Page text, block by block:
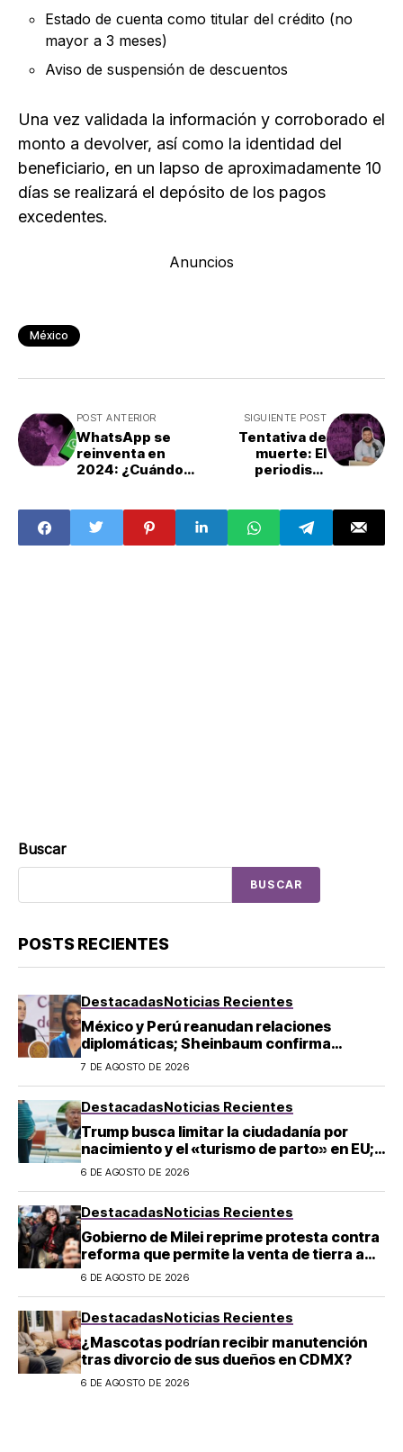
Estado de cuenta como titular del crédito (no
mayor a 3 meses)
Aviso de suspensión de descuentos
Una vez validada la información y corroborado el
monto a devolver, así como la identidad del
beneficiario, en un lapso de aproximadamente 10
días se realizará el depósito de los pagos
excedentes.
Anuncios
México
POST ANTERIOR
WhatsApp se
reinventa en
2024: ¿Cuándo
SIGUIENTE POST
Tentativa de
muerte: El
periodista
Buscar
BUSCAR
POSTS RECIENTES
DestacadasNoticias Recientes
México y Perú reanudan relaciones
diplomáticas; Sheinbaum confirma
llegada de Betssy Chávez al país
7 DE AGOSTO DE 2026
DestacadasNoticias Recientes
Trump busca limitar la ciudadanía por
nacimiento y el «turismo de parto» en EU;
¿a quién afecta?
6 DE AGOSTO DE 2026
DestacadasNoticias Recientes
Gobierno de Milei reprime protesta contra
reforma que permite la venta de tierra a
extranjeros en Argentina
6 DE AGOSTO DE 2026
DestacadasNoticias Recientes
¿Mascotas podrían recibir manutención
tras divorcio de sus dueños en CDMX?
6 DE AGOSTO DE 2026